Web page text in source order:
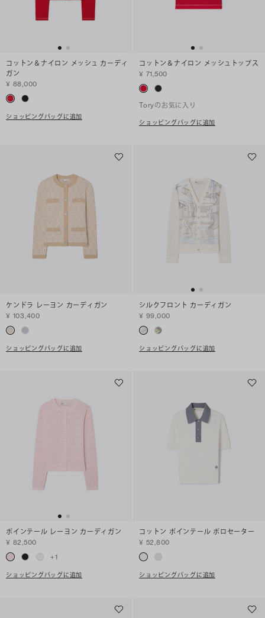
コットン＆ナイロン メッシュ カーディ
ガン
¥ 88,000
ショッピングバッグに追加
コットン＆ナイロン メッシュトップス
¥ 71,500
Toryのお気に入り
ショッピングバッグに追加
ケンドラ レーヨン カーディガン
¥ 103,400
ショッピングバッグに追加
シルクフロント カーディガン
¥ 99,000
ショッピングバッグに追加
ポインテール レーヨン カーディガン
¥ 82,500
+1
ショッピングバッグに追加
コットン ポインテール ポロセーター
¥ 52,800
ショッピングバッグに追加